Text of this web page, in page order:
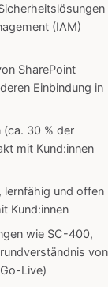
(IAM)
SharePoint
Einbindung in
30 % der
mit Kund:innen
lernfähig und offen
Kund:innen
wie SC-400,
von
Live)